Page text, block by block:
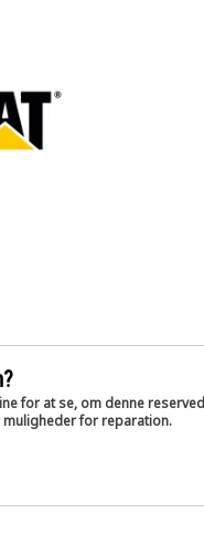
for at se, om denne
muligheder for reparation.